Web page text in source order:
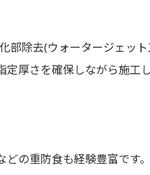
部除去(ウォータージェット
厚さを確保しながら施工し
の重防食も経験豊富です。